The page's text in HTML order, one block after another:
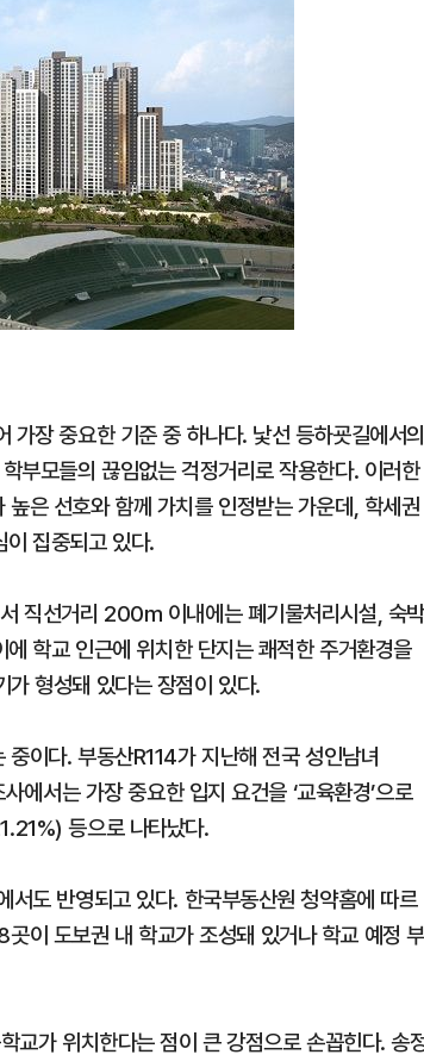
가장 중요한 기준 중 하나다. 낯선 등하굣길에서
부모들의 끊임없는 걱정거리로 작용한다. 이러한
은 선호와 함께 가치를 인정받는 가운데, 학세권
집중되고 있다.
직선거리 200m 이내에는 폐기물처리시설, 숙박
학교 인근에 위치한 단지는 쾌적한 주거환경을
형성돼 있다는 장점이 있다.
이다. 부동산R114가 지난해 전국 성인남녀
에서는 가장 중요한 입지 요건을 ‘교육환경’으로
등으로 나타났다.
서도 반영되고 있다. 한국부동산원 청약홈에 따르
이 도보권 내 학교가 조성돼 있거나 학교 예정 부
교가 위치한다는 점이 큰 강점으로 손꼽힌다. 송